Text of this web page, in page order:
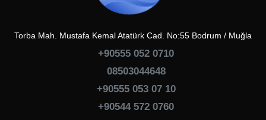
Torba Mah. Mustafa Kemal Atatürk Cad. No:55 Bodrum / Muğla
+90555 052 0710
08503044648
+90555 053 07 10
+90544 572 0760